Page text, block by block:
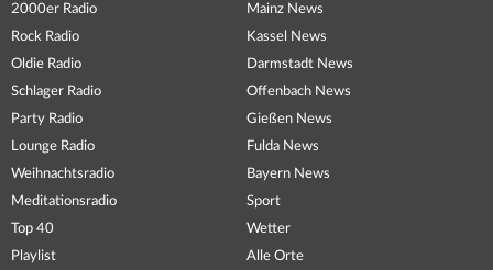
2000er Radio
Rock Radio
Oldie Radio
Schlager Radio
Party Radio
Lounge Radio
Weihnachtsradio
Meditationsradio
Top 40
Playlist
Mainz News
Kassel News
Darmstadt News
Offenbach News
Gießen News
Fulda News
Bayern News
Sport
Wetter
Alle Orte